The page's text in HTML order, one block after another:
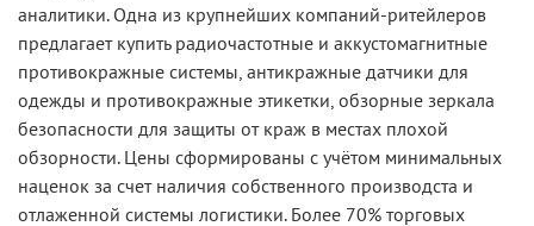
аналитики. Одна из крупнейших компаний-ритейлеров
предлагает купить радиочастотные и аккустомагнитные
противокражные системы, антикражные датчики для
одежды и противокражные этикетки, обзорные зеркала
безопасности для защиты от краж в местах плохой
обзорности. Цены сформированы с учётом минимальных
наценок за счет наличия собственного производста и
отлаженной системы логистики. Более 70% торговых